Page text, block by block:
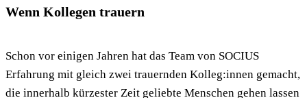
Wenn Kollegen trauern
Schon vor einigen Jahren hat das Team von SOCIUS
Erfahrung mit gleich zwei trauernden Kolleg:innen gemacht,
die innerhalb kürzester Zeit geliebte Menschen gehen lassen